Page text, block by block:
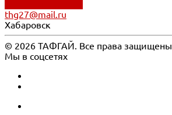
thg27@mail.ru
Хабаровск
© 2026 ТАФГАЙ. Все права защищены
Мы в соцсетях